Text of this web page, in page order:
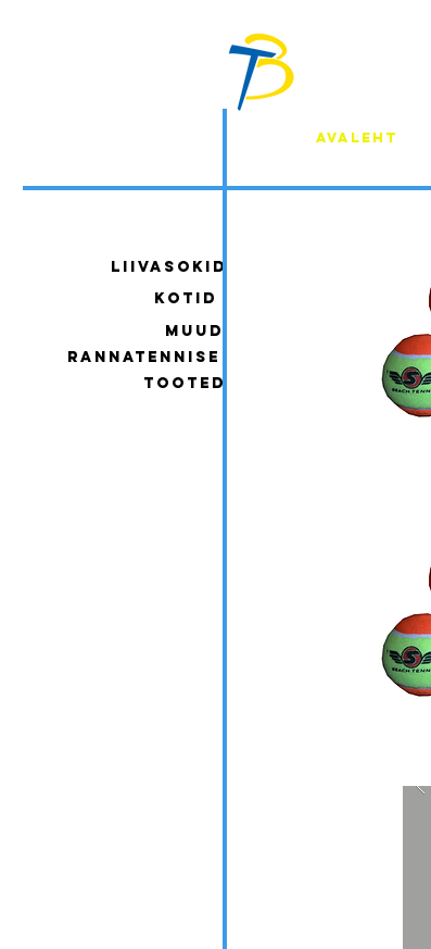
AVALEHT
liivasokid
kotid
muud
rannatennise
tooted